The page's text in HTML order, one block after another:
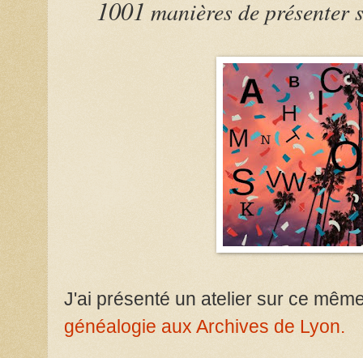
1001 manières de présenter
J'ai présenté un atelier sur ce
généalogie aux Archives de Lyon.